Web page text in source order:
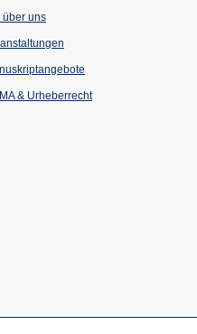
über uns
einem
Tab)
& Urheberrecht